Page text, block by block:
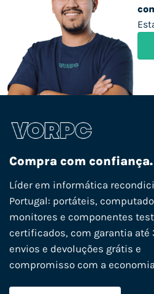
Compra com confiança.
Líder em informática
Portugal: portáteis,
monitores e componentes
certificados, com garantia até
envios e devoluções grátis e
compromisso com a